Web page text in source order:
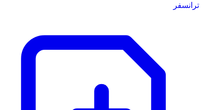
ترانسفر